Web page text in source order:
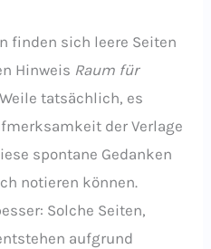
finden sich leere Seiten
Hinweis Raum für
tatsächlich, es
der Verlage
spontane Gedanken
notieren können.
Solche Seiten,
aufgrund